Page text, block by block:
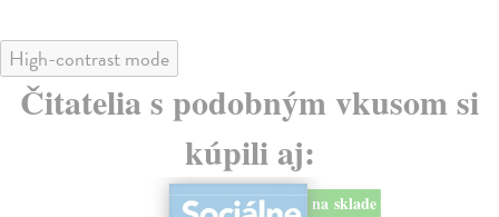
High-contrast mode
Čitatelia s podobným vkusom si
kúpili aj:
na sklade